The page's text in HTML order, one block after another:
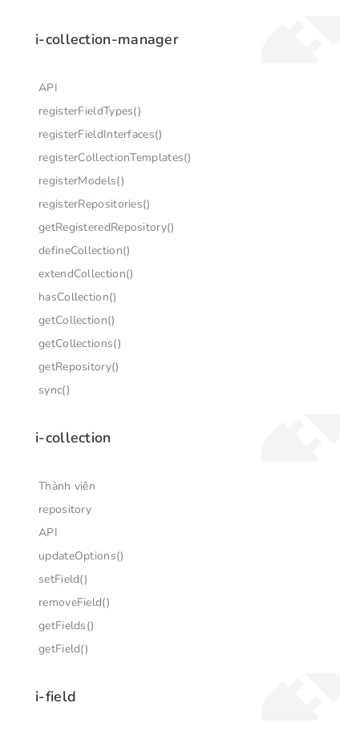
i-collection-manager
API
registerFieldTypes()
registerFieldInterfaces()
registerCollectionTemplates()
registerModels()
registerRepositories()
getRegisteredRepository()
defineCollection()
extendCollection()
hasCollection()
getCollection()
getCollections()
getRepository()
sync()
i-collection
Thành viên
repository
API
updateOptions()
setField()
removeField()
getFields()
getField()
i-field